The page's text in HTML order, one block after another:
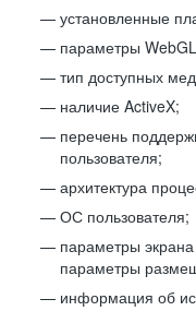
установленные
параметры
тип доступных
наличие ActiveX;
перечень
пользователя;
архитектура
ОС пользователя;
параметры
параметры
информация об